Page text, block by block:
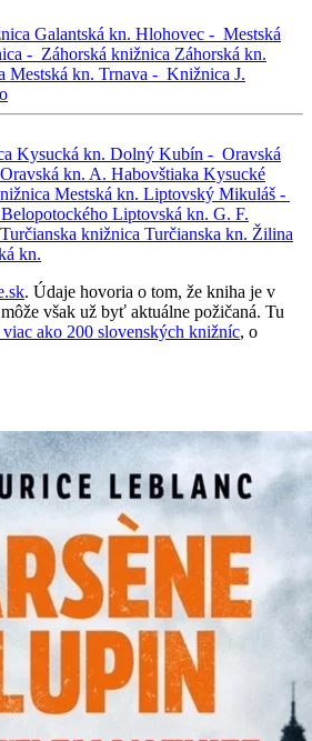
Galantská kn. Hlohovec - Mestská
- Záhorská knižnica Záhorská kn.
Mestská kn. Trnava - Knižnica J.
Kysucká kn. Dolný Kubín - Oravská
Oravská kn. A. Habovštiaka Kysucké
Mestská kn. Liptovský Mikuláš -
Liptovská kn. G. F.
Turčianska knižnica Turčianska kn. Žilina
kn.
. Údaje hovoria o tom, že kniha je v
však už byť aktuálne požičaná. Tu
ako 200 slovenských knižníc, o